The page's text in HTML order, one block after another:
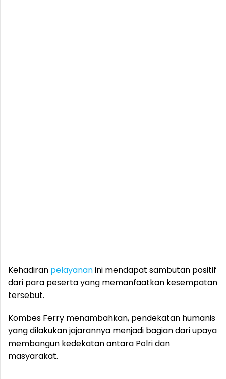
Kehadiran pelayananini mendapat sambutan positif
dari para peserta yang memanfaatkan kesempatan
tersebut.
Kombes Ferry menambahkan, pendekatan humanis
yang dilakukan jajarannya menjadi bagian dari upaya
membangun kedekatan antara Polri dan
masyarakat.